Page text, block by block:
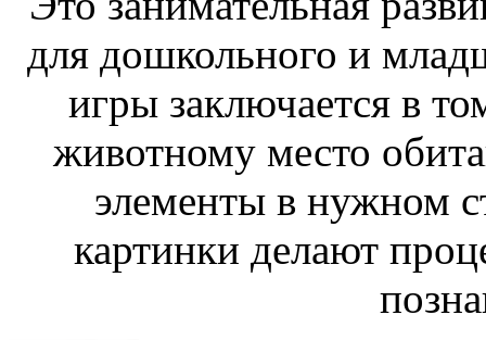
для дошкольного и
игры заключается в
животному место
элементы в нужном
картинки делают